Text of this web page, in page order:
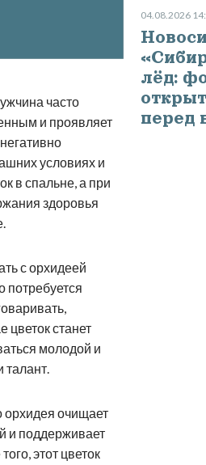
часто
и проявляет
условиях и
в спальне, а при
здоровья
с орхидеей
потребуется
цветок станет
молодой и
талант.
орхидея очищает
и поддерживает
этот цветок
04.08.2026
лёд:
перед